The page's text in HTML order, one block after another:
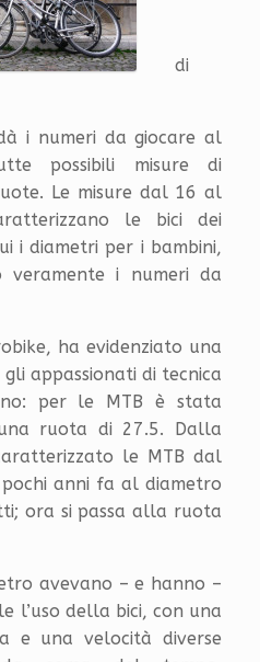
di
i numeri da giocare al
possibili misure di
Le misure dal 16 al
le bici dei
i diametri per i bambini,
veramente i numeri da
ha evidenziato una
appassionati di tecnica
per le MTB è stata
ruota di 27.5. Dalla
le MTB dal
anni fa al diametro
ora si passa alla ruota
avevano – e hanno –
l’uso della bici, con una
e una velocità diverse